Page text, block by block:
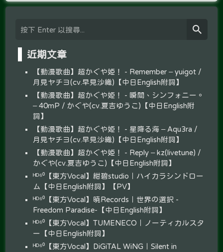
近期文章
【動漫歌曲】超かぐや姫！ - Remember – yuigot /
月見ヤチヨ(cv.早見沙織)【中日English附詞】
【動漫歌曲】超かぐや姫！ - 瞬間、シンフォニー。
– 40mP / かぐや(cv.夏吉ゆうこ)【中日English附
詞】
【動漫歌曲】超かぐや姫！ - 星降る海 – Aqu3ra /
月見ヤチヨ(cv.早見沙織)【中日English附詞】
【動漫歌曲】超かぐや姫！ - Reply – kz(livetune) /
かぐや(cv.夏吉ゆうこ)【中日English附詞】
ᴴᴰ⁶⁰【東方Vocal】紺碧studio｜ハイカラシンドロー
ム【中日English附詞】【PV】
ᴴᴰ⁶⁰【東方Vocal】暁Records｜世界の選択 -
Freedom Paradise-【中日English附詞】
ᴴᴰ⁶⁰【東方Vocal】TUMENECO｜ノーティカルスタ
ー【中日English附詞】
ᴴᴰ⁶⁰【東方Vocal】DiGiTAL WiNG｜Silent in